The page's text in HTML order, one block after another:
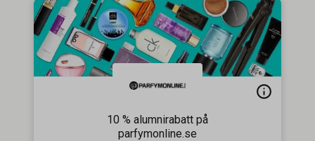
10 % alumnirabatt på
parfymonline.se